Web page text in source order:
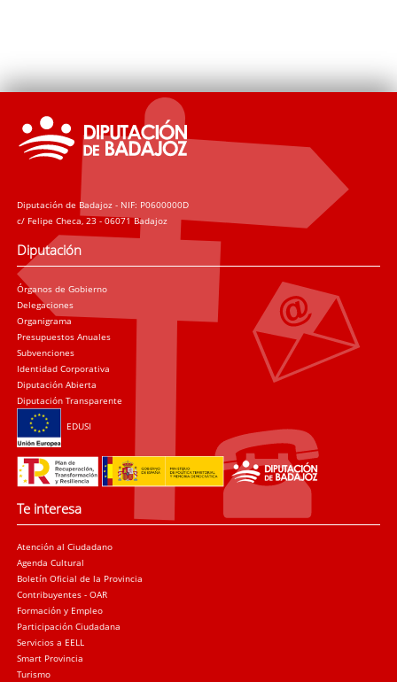
Diputación de Badajoz - NIF: P0600000D
c/ Felipe Checa, 23 - 06071 Badajoz
Diputación
Órganos de Gobierno
Delegaciones
Organigrama
Presupuestos Anuales
Subvenciones
Identidad Corporativa
Diputación Abierta
Diputación Transparente
EDUSI
Te interesa
Atención al Ciudadano
Agenda Cultural
Boletín Oficial de la Provincia
Contribuyentes - OAR
Formación y Empleo
Participación Ciudadana
Servicios a EELL
Smart Provincia
Turismo